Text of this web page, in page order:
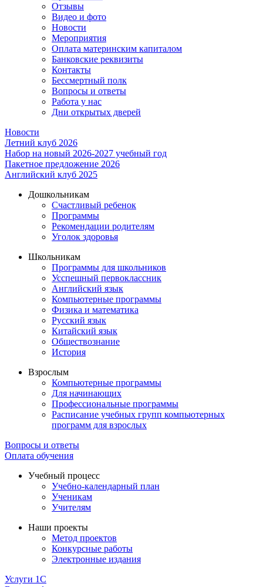
Отзывы
Видео и фото
Новости
Мероприятия
Оплата материнским капиталом
Банковские реквизиты
Контакты
Бессмертный полк
Вопросы и ответы
Работа у нас
Дни открытых дверей
Новости
Летний клуб 2026
Набор на новый 2026-2027 учебный год
Пакетное предложение 2026
Английский клуб 2025
Дошкольникам
Счастливый ребенок
Программы
Рекомендации родителям
Уголок здоровья
Школьникам
Программы для школьников
Усспешный первоклассник
Английский язык
Компьютерные программы
Физика и математика
Русский язык
Китайский язык
Обществознание
История
Взрослым
Компьютерные программы
Для начинающих
Профессиональные программы
Расписание учебных групп компьютерных
программ для взрослых
Вопросы и ответы
Оплата обучения
Учебный процесс
Учебно-календарный план
Ученикам
Учителям
Наши проекты
Метод проектов
Конкурсные работы
Электронные издания
Услуги 1C